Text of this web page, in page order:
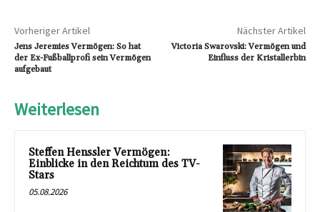
Vorheriger Artikel
Jens Jeremies Vermögen: So hat
der Ex-Fußballprofi sein Vermögen
aufgebaut
Nächster Artikel
Victoria Swarovski: Vermögen und
Einfluss der Kristallerbin
Weiterlesen
Steffen Henssler Vermögen:
Einblicke in den Reichtum des TV-
Stars
05.08.2026